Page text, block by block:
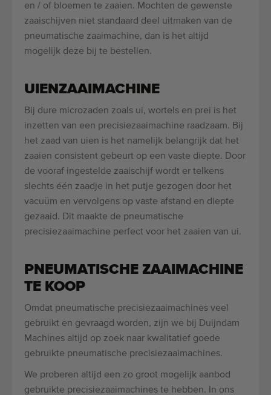
en / of bloemen te zaaien. Mochten de gewenste
zaaischijven niet standaard deel uitmaken van de
pneumatische zaaimachine, dan is het altijd
mogelijk deze bij te bestellen.
UIENZAAIMACHINE
Bij dure microzaden zoals ui, wortels en prei is het
inzetten van een precisiezaaimachine raadzaam. Bij
het zaad van uien is het namelijk belangrijk dat het
zaaien consistent gebeurt op een vaste diepte. Door
de vooraf ingestelde zaaischijf wordt er telkens
slechts één zaadje in het putje gezogen door het
vacuüm en vervolgens op vaste afstand en diepte
gezaaid. Dit maakte de pneumatische
precisiezaaimachine perfect voor het zaaien van ui.
PNEUMATISCHE ZAAIMACHINE
TE KOOP
Omdat pneumatische precisiezaaimachines veel
gebruikt en gevraagd worden, zijn we bij Duijndam
Machines altijd op zoek naar kwalitatief goede
gebruikte pneumatische precisiezaaimachines.
We proberen altijd een zo groot mogelijk aanbod
gebruikte precisiezaaimachines te hebben. In ons